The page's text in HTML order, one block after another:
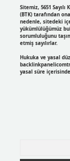
Sitemiz, 5651
(BTK) tarafından
nedenle, sitedeki
yükümlülüğümüz
sorumluluğunu
etmiş sayılırlar.
Hukuka ve yasal
yasal süre